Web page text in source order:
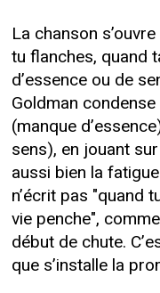
La chanson
tu flanches, quand
d’essence ou de
Goldman
(manque
sens), en jouant
aussi bien la
n’écrit pas "quand
vie penche",
début de chute.
que s’installe la